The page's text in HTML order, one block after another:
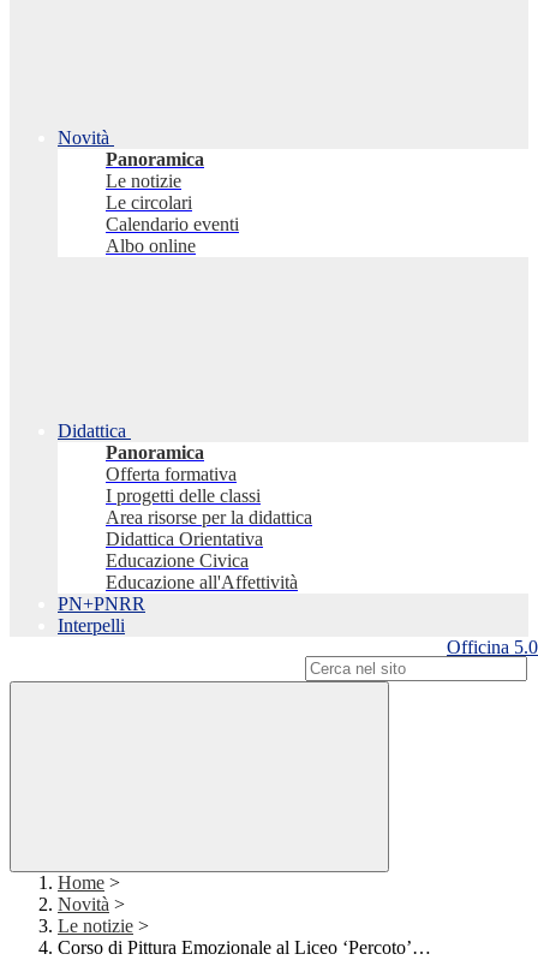
Novità
Panoramica
Le notizie
Le circolari
Calendario eventi
Albo online
Didattica
Panoramica
Offerta formativa
I progetti delle classi
Area risorse per la didattica
Didattica Orientativa
Educazione Civica
Educazione all'Affettività
PN+PNRR
Interpelli
Officina 5.0
Home >
Novità >
Le notizie >
Corso di Pittura Emozionale al Liceo ‘Percoto’…